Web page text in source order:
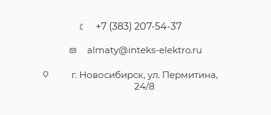
+7 (383) 207-54-37
almaty@inteks-elektro.ru
г. Новосибирск, ул. Пермитина,
24/8